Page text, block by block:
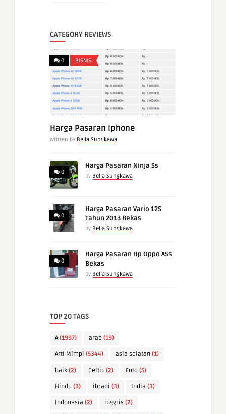
CATEGORY REVIEWS
0 BISNIS
Harga Pasaran Iphone
Written by Bella Sungkawa
0
Harga Pasaran Ninja Ss
by Bella Sungkawa
0
Harga Pasaran Vario 125
Tahun 2013 Bekas
by Bella Sungkawa
0
Harga Pasaran Hp Oppo A5s
Bekas
by Bella Sungkawa
TOP 20 TAGS
A (1997) arab (19)
Arti Mimpi (5344) asia selatan (1)
baik (2) Celtic (2) Foto (5)
Hindu (3) ibrani (3) India (3)
Indonesia (2) inggris (2)